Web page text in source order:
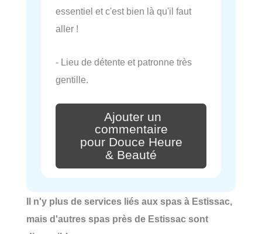
essentiel et c'est bien là qu'il faut
aller !
- Lieu de détente et patronne très
gentille.
Ajouter un
commentaire
pour Douce Heure
& Beauté
Il n'y plus de services liés aux spas à Estissac,
mais d'autres spas près de Estissac sont